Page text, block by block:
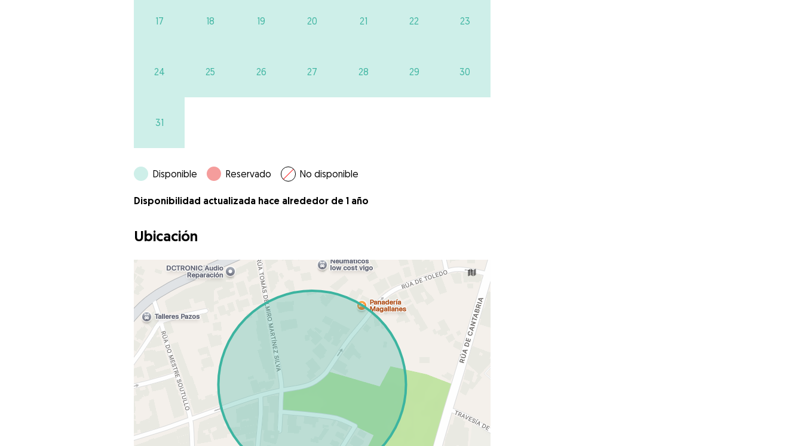
17 18 19 20 21 22 23
24 25 26 27 28 29 30
31
Disponible Reservado No disponible
Disponibilidad actualizada hace alrededor de 1 año
Ubicación